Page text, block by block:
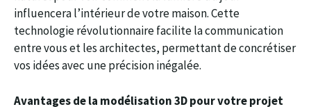
influencera l’intérieur de votre maison. Cette
technologie révolutionnaire facilite la communication
entre vous et les architectes, permettant de concrétiser
vos idées avec une précision inégalée.
Avantages de la modélisation 3D pour votre projet